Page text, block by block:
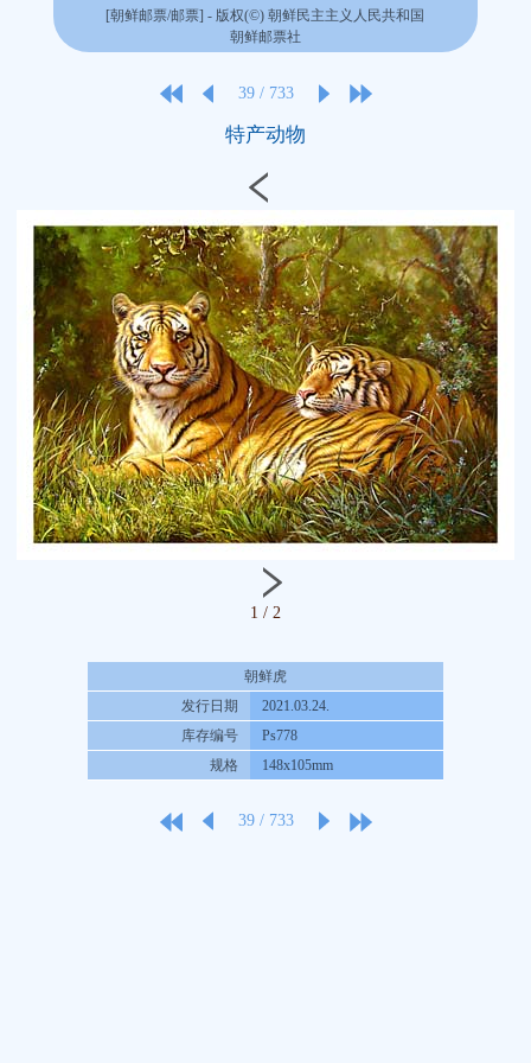
[朝鲜邮票/邮票] - 版权(©) 朝鲜民主主义人民共和国
朝鲜邮票社
39/ 733
特产动物
1 / 2
朝鲜虎
发行日期
2021.03.24.
库存编号
Ps778
规格
148x105mm
39/ 733